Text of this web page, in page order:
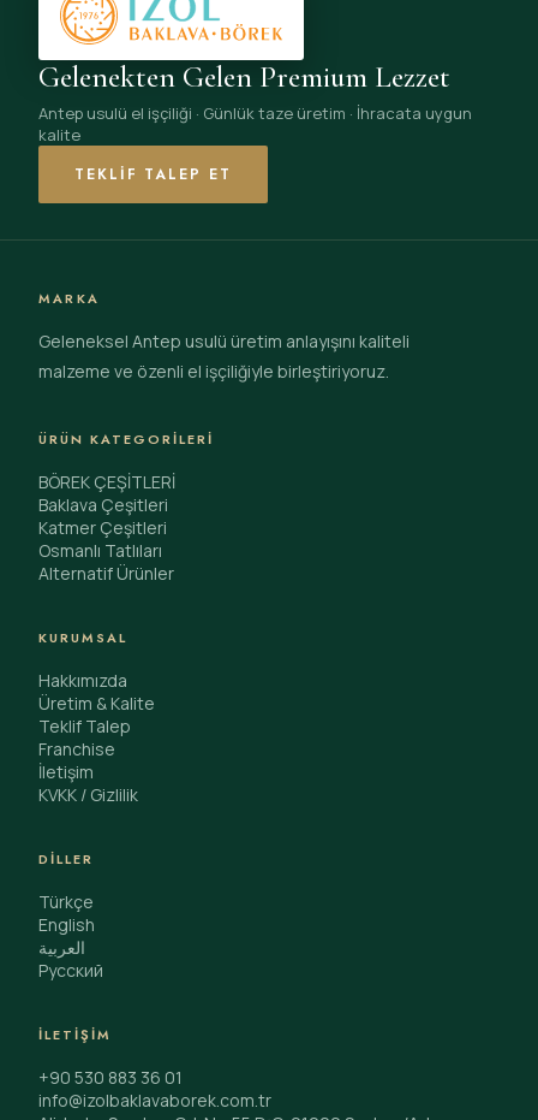
Gelenekten Gelen Premium Lezzet
Antep usulü el işçiliği · Günlük taze üretim · İhracata uygun
kalite
TEKLIF TALEP ET
MARKA
Geleneksel Antep usulü üretim anlayışını kaliteli
malzeme ve özenli el işçiliğiyle birleştiriyoruz.
ÜRÜN KATEGORILERI
BÖREK ÇEŞİTLERİ
Baklava Çeşitleri
Katmer Çeşitleri
Osmanlı Tatlıları
Alternatif Ürünler
KURUMSAL
Hakkımızda
Üretim & Kalite
Teklif Talep
Franchise
İletişim
KVKK / Gizlilik
DILLER
Türkçe
English
العربية
Русский
İLETIŞIM
+90 530 883 36 01
info@izolbaklavaborek.com.tr